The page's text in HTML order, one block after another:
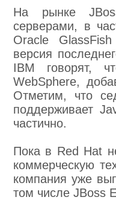
На рынке
серверами, в
Oracle
версия
IBM говорят,
WebSphere,
Отметим, что
поддерживает
частично.
Пока в Red Hat
коммерческую
компания уже
том числе JBoss